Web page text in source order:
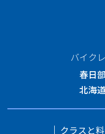
バイク
春日
北海
クラスと